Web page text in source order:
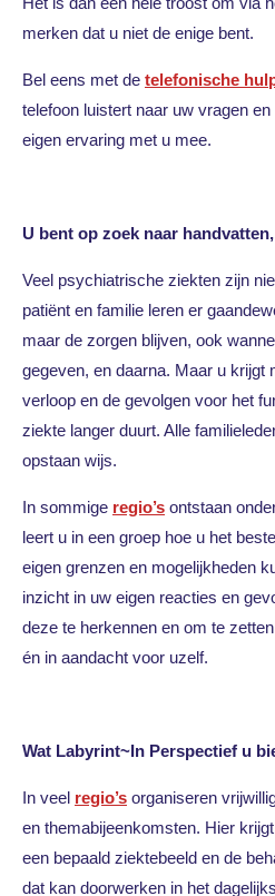
merken dat u niet de enige bent.
Bel eens met de telefonische
telefoon luistert naar uw vragen
eigen ervaring met u mee.
U bent op zoek naar
Veel psychiatrische ziekten zijn
patiënt en familie leren er
maar de zorgen blijven, ook
gegeven, en daarna. Maar u krijgt
verloop en de gevolgen voor het
ziekte langer duurt. Alle
opstaan wijs.
In sommige regio’s ontstaan
leert u in een groep hoe u het
eigen grenzen en mogelijkheden
inzicht in uw eigen reacties en
deze te herkennen en om te
én in aandacht voor uzelf.
Wat Labyrint~In Perspectief u
In veel regio’s organiseren
en themabijeenkomsten. Hier
een bepaald ziektebeeld en de
dat kan doorwerken in het